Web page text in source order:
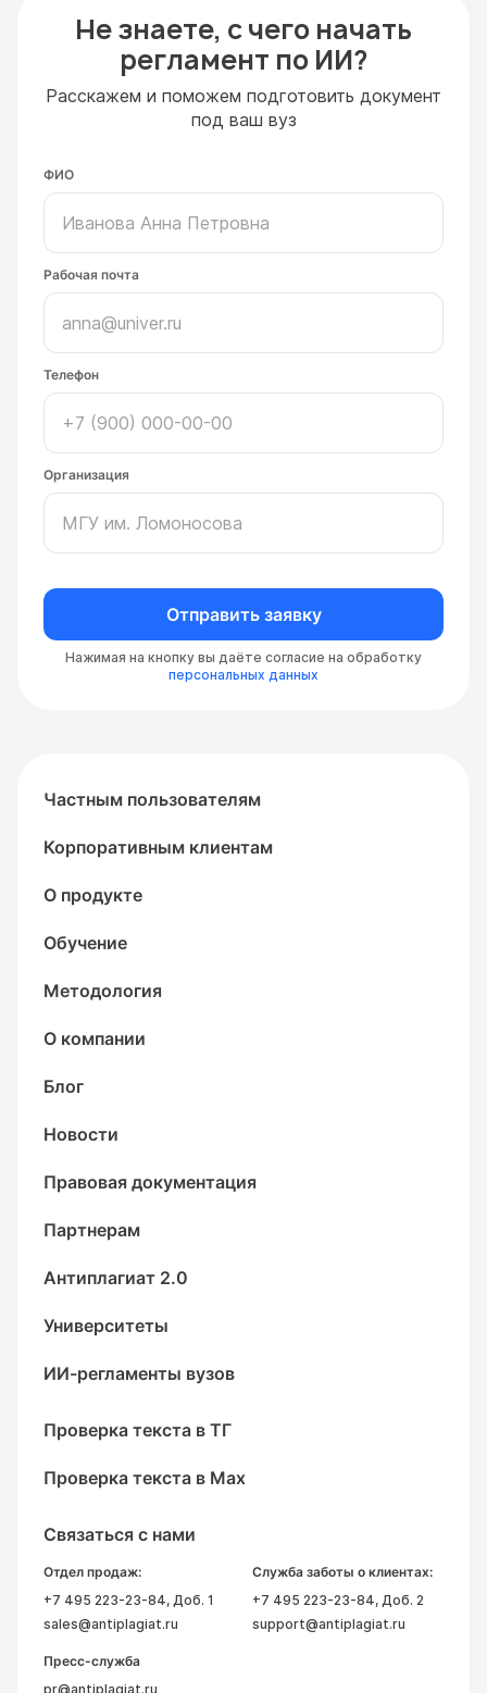
Не знаете, с чего начать
регламент по ИИ?
Расскажем и поможем подготовить документ
под ваш вуз
ФИО
Рабочая почта
Телефон
Организация
Отправить заявку
Нажимая на кнопку вы даёте согласие на обработку
персональных данных
Частным пользователям
Корпоративным клиентам
О продукте
Обучение
Методология
О компании
Блог
Новости
Правовая документация
Партнерам
Антиплагиат 2.0
Университеты
ИИ-регламенты вузов
Проверка текста в ТГ
Проверка текста в Max
Связаться с нами
Отдел продаж:
+7 495 223-23-84, Доб. 1
sales@antiplagiat.ru
Служба заботы о клиентах:
+7 495 223-23-84, Доб. 2
support@antiplagiat.ru
Пресс-служба
pr@antiplagiat.ru